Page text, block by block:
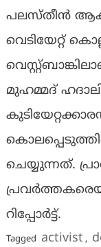
പലസ്തീൻ
വെടിയേറ്റ്
മുഹമ്മദ്
ചെയ്യുന്നത്.
റിപ്പോർട്ട്.
Tagged activist ,